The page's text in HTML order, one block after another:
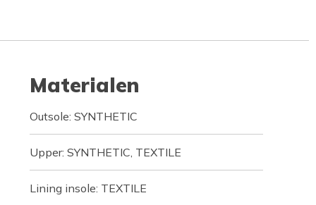
Materialen
Outsole: SYNTHETIC
Upper: SYNTHETIC, TEXTILE
Lining insole: TEXTILE